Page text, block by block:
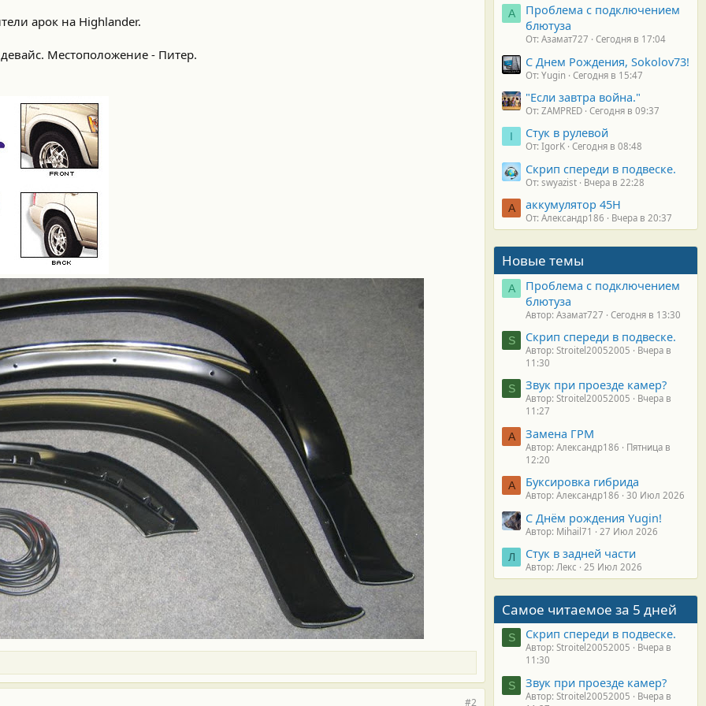
арок на Highlander.
Местоположение - Питер.
#2
А
Проблема с подключением
блютуза
От: Азамат727 Сегодня в 17:04
С Днем Рождения, Sokolov73!
От: Yugin Сегодня в 15:47
"Если завтра война."
От: ZAMPRED Сегодня в 09:37
I Стук в рулевой
От: IgorK Сегодня в 08:48
Скрип спереди в подвеске.
От: swyazist Вчера в 22:28
А аккумулятор 45H
От: Александр186 Вчера в 20:37
Новые темы
А
Проблема с подключением
блютуза
Автор: Азамат727 Сегодня в 13:30
S Скрип спереди в подвеске.
Автор: Stroitel20052005
Вчера в
11:30
S Звук при проезде камер?
Автор: Stroitel20052005
Вчера в
11:27
А Замена ГРМ
Автор: Александр186
Пятница в
12:20
А Буксировка гибрида
Автор: Александр186 30 Июл 2026
С Днём рождения Yugin!
Автор: Mihail71 27 Июл 2026
Л Стук в задней части
Автор: Лекс 25 Июл 2026
Самое читаемое за 5 дней
S Скрип спереди в подвеске.
Автор: Stroitel20052005
Вчера в
11:30
S Звук при проезде камер?
Автор: Stroitel20052005
Вчера в